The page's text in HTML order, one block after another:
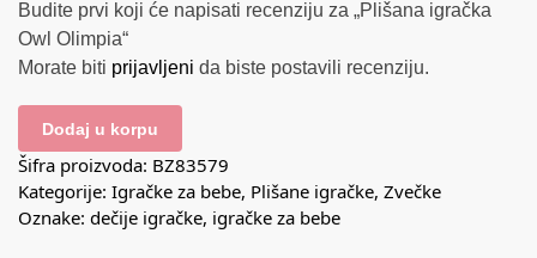
Budite prvi koji će napisati recenziju za „Plišana igračka
Owl Olimpia“
Morate biti prijavljeni da biste postavili recenziju.
Dodaj u korpu
Šifra proizvoda: BZ83579
Kategorije: Igračke za bebe, Plišane igračke, Zvečke
Oznake: dečije igračke, igračke za bebe